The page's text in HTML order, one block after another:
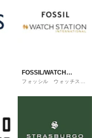
FOSSIL/WATCH
STATION
フォッシル ウォッチステ